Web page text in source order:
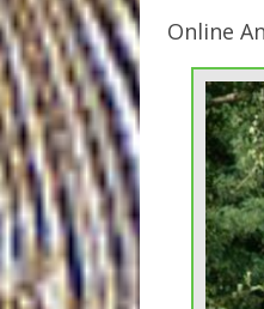
Online